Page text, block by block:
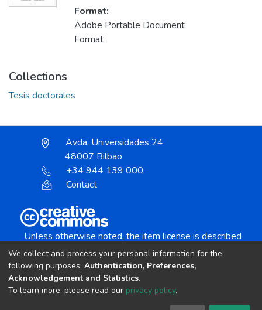
Format:
Adobe Portable Document
Format
Collections
Tesis doctorales
Avda. Universidades 24
48007 Bilbao
+34 944 139 000
Contact
Unless otherwise noted, the item license is described
Creative Commons Attribution-NonCommercial-
copyright © 2002-2026 LYRASIS
We collect and process your personal information for the
following purposes: Authentication, Preferences,
Acknowledgement and Statistics.
To learn more, please read our privacy policy.